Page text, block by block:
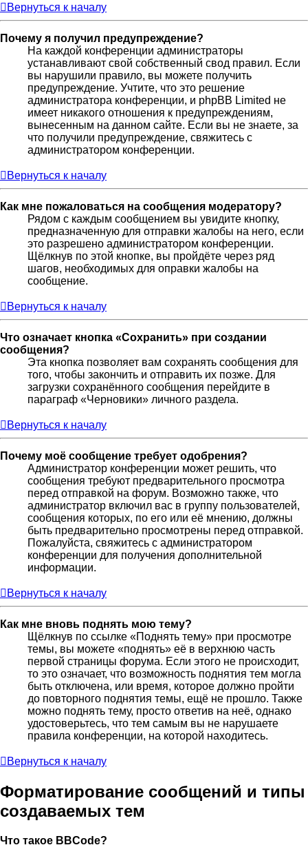
Вернуться к началу
Почему я получил предупреждение?
На каждой конференции администраторы
устанавливают свой собственный свод правил. Если
вы нарушили правило, вы можете получить
предупреждение. Учтите, что это решение
администратора конференции, и phpBB Limited не
имеет никакого отношения к предупреждениям,
вынесенным на данном сайте. Если вы не знаете, за
что получили предупреждение, свяжитесь с
администратором конференции.
Вернуться к началу
Как мне пожаловаться на сообщения модератору?
Рядом с каждым сообщением вы увидите кнопку,
предназначенную для отправки жалобы на него, если
это разрешено администратором конференции.
Щёлкнув по этой кнопке, вы пройдёте через ряд
шагов, необходимых для оправки жалобы на
сообщение.
Вернуться к началу
Что означает кнопка «Сохранить» при создании
сообщения?
Эта кнопка позволяет вам сохранять сообщения для
того, чтобы закончить и отправить их позже. Для
загрузки сохранённого сообщения перейдите в
параграф «Черновики» личного раздела.
Вернуться к началу
Почему моё сообщение требует одобрения?
Администратор конференции может решить, что
сообщения требуют предварительного просмотра
перед отправкой на форум. Возможно также, что
администратор включил вас в группу пользователей,
сообщения которых, по его или её мнению, должны
быть предварительно просмотрены перед отправкой.
Пожалуйста, свяжитесь с администратором
конференции для получения дополнительной
информации.
Вернуться к началу
Как мне вновь поднять мою тему?
Щёлкнув по ссылке «Поднять тему» при просмотре
темы, вы можете «поднять» её в верхнюю часть
первой страницы форума. Если этого не происходит,
то это означает, что возможность поднятия тем могла
быть отключена, или время, которое должно пройти
до повторного поднятия темы, ещё не прошло. Также
можно поднять тему, просто ответив на неё, однако
удостоверьтесь, что тем самым вы не нарушаете
правила конференции, на которой находитесь.
Вернуться к началу
Форматирование сообщений и типы
создаваемых тем
Что такое BBCode?